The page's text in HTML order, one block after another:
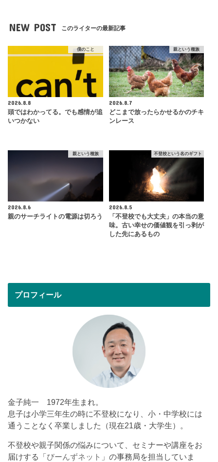
NEW POST このライターの最新記事
僕のこと
2026.8.8
頭ではわかってる。でも感情が追
いつかない
親という種族
2026.8.7
どこまで放ったらかせるかのチキ
ンレース
親という種族
2026.8.6
親のサーチライトの電源は切ろう
不登校という名のギフト
2026.8.5
「不登校でも大丈夫」の本当の意
味。古い幸せの価値観を引っ剥が
した先にあるもの
プロフィール
金子純一 1972年生まれ。
息子は小学三年生の時に不登校になり、小・中学校には
通うことなく卒業しました（現在21歳・大学生）。
不登校や親子関係の悩みについて、セミナーや講座をお
届けする「びーんずネット 」の事務局を担当していま